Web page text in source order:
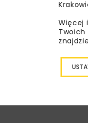
także
Więcej